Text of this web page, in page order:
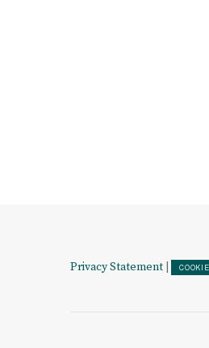
Privacy Statement